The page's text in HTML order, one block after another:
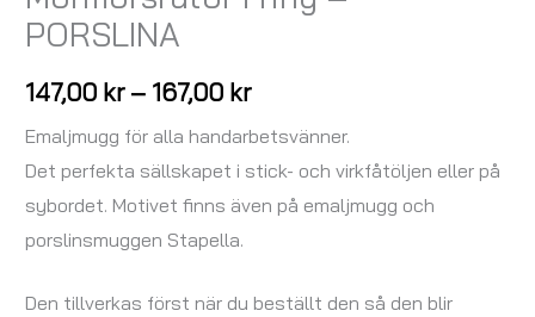
PORSLINA
147,00 kr – 167,00 kr
Emaljmugg för alla handarbetsvänner.
Det perfekta sällskapet i stick- och virkfåtöljen eller på
sybordet. Motivet finns även på emaljmugg och
porslinsmuggen Stapella.
Den tillverkas först när du beställt den så den blir